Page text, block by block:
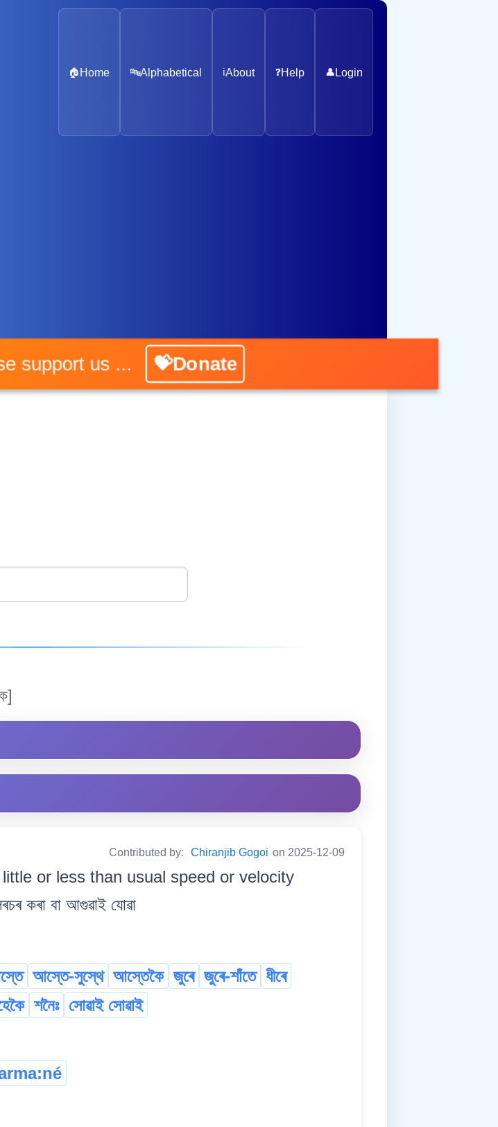
🏠 Home 🔤Alphabetical ℹ️About ❓Help 👤 Login
support us ... 💝Donate
Contributed by: Chiranjib Gogoi on 2025-12-09
or less than usual speed or velocity
কৰা বা আগুৱাই যোৱা
আস্তে-সুস্থে আস্তেকৈ জুৰে জুৰে-শাঁতে ধীৰে
শনৈঃ সোৱাই সোৱাই